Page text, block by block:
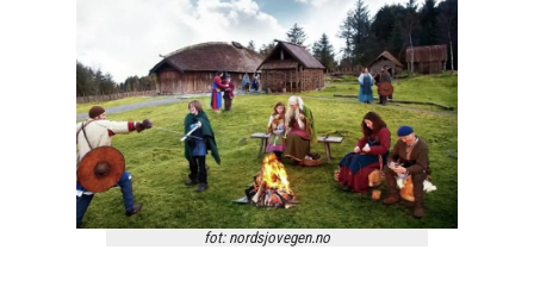
fot: nordsjovegen.no